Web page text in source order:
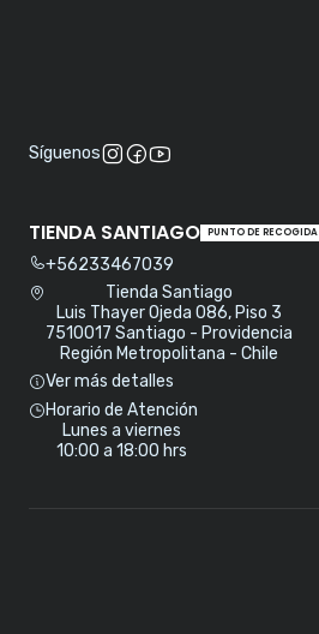
Síguenos
TIENDA SANTIAGO PUNTO DE RECOGIDA
+56233467039
Tienda Santiago
Luis Thayer Ojeda 086, Piso 3
7510017 Santiago - Providencia
Región Metropolitana - Chile
Ver más detalles
Horario de Atención
Lunes a viernes
10:00 a 18:00 hrs